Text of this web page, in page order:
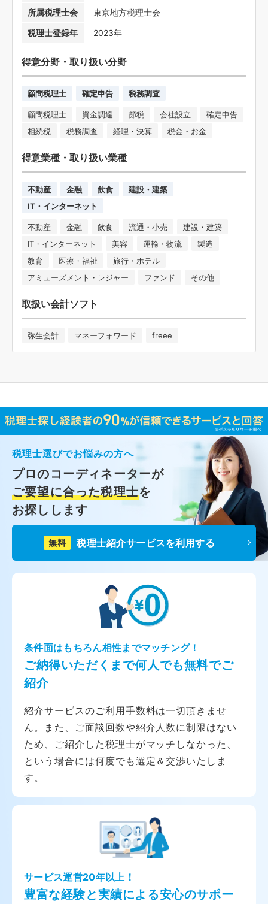
所属税理士会
東京地方税理士会
税理士登録年
2023年
得意分野・取り扱い分野
顧問税理士 確定申告 税務調査
顧問税理士 資金調達 節税 会社設立
確定申告
相続税
税務調査 経理・決算 税金・お金
得意業種・取り扱い業種
不動産 金融 飲食
建設・建築
IT・インターネット
不動産 金融 飲食 流通・小売
建設・建築
IT・インターネット
美容 運輸・物流
製造
教育
医療・福祉
旅行・ホテル
アミューズメント・レジャー
ファンド その他
取扱い会計ソフト
弥生会計 マネーフォワード freee
税理士選びでお悩みの方へ
プロのコーディネーターが
ご要望に合った税理士を
お探しします
無料 税理士紹介サービスを利用する
条件面はもちろん相性までマッチング！
ご納得いただくまで何人でも無料でご
紹介
紹介サービスのご利用手数料は一切頂きませ
ん。また、ご面談回数や紹介人数に制限はない
ため、ご紹介した税理士がマッチしなかった、
という場合には何度でも選定＆交渉いたしま
す。
サービス運営20年以上！
豊富な経験と実績による安心のサポー